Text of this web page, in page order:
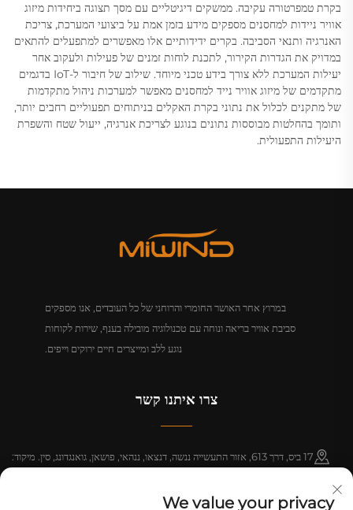
בקרת טמפרטורה עקיבה. ממשקים דיגיטליים עם מסך תצוגה ביחידות מיזוג
אוויר ניידות למחסנים מספקים מידע בזמן אמת על ביצועי המערכת, צריכת
האנרגיה ותנאי הסביבה. בקרים ידידותיים אלו מאפשרים למתפעלים להתאים
במדויק את הגדרות הקירור, לתכנת לוחות זמנים של פעילות ולעקוב אחר
יעילות המערכת ללא צורך בידע טכני מיוחד. שילוב של חיבור ל-IoT בדגמים
מתקדמים של מיזוג אוויר נייד למחסנים מאפשר למערכות ניהול מתקדמות
של מתקנים לכלול את נתוני בקרת האקלים בניתוחים תפעוליים רחבים יותר,
ותומך בהחלטות מבוססות נתונים בנוגע לצריכת אנרגיה, ייעול שטח והשפרת
היעילות התפעולית.
במרוץ אחר האושר החומרי והרוחני של כל העובדים, אנו מספקים
סביבת אוויר בריאה ונוחה עם טכנולוגיה מובילה בענף, שירות לקוחות
נוגע ללב ומייצרים חיים ירוקים וייפים.
צרו איתנו קשר
17 ביס, דרך 613, אזור התעשייה ננשה, דנצאו, ננהאי, פושאן, גואנגדונג, סין. מיקוד:
We value your privacy